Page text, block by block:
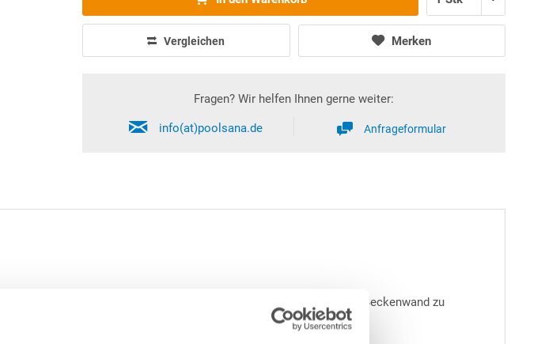
Vergleichen Merken
Fragen? Wir helfen Ihnen gerne weiter:
info(at)poolsana.de Anfrageformular
um den Druck der gefrierenden Wasseroberfläche auf die Beckenwand zu